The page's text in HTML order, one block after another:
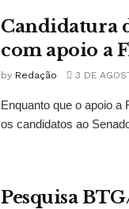
Candidatura
com apoio a
by Redação 3 DE
Enquanto que o apoio a
os candidatos ao
Pesquisa